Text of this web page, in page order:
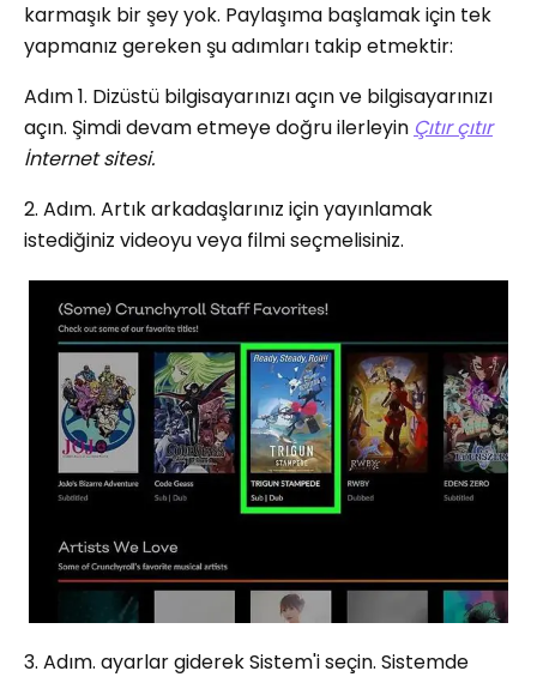
karmaşık bir şey yok. Paylaşıma başlamak için tek
yapmanız gereken şu adımları takip etmektir:
Adım 1. Dizüstü bilgisayarınızı açın ve bilgisayarınızı
açın. Şimdi devam etmeye doğru ilerleyin Çıtır çıtır
İnternet sitesi.
2. Adım. Artık arkadaşlarınız için yayınlamak
istediğiniz videoyu veya filmi seçmelisiniz.
3. Adım. ayarlar giderek Sistem'i seçin. Sistemde